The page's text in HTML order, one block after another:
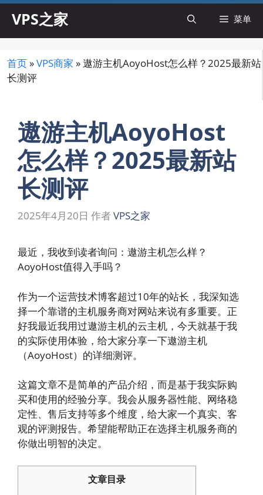
跳
内
VPS之家 菜单
首页 »VPS商家 »遨游主机AoyoHost怎么样？2025最新站
长测评
遨游主机AoyoHost
怎么样？2025最新站
长测评
2025年4月20日 作者VPS之家
最近，我收到读者询问：遨游主机怎么样？
AoyoHost值得入手吗？
作为一个运营技术博客超过10年的站长，我深知选
择一个靠谱的主机服务商对网站来说有多重要。正
好我最近我用过遨游主机的云主机，今天就基于我
的实际使用体验，给大家分享一下遨游主机
（AoyoHost）的详细测评。
这篇文章不是简单的产品介绍，而是基于我实际购
买和使用的经验分享。我会从服务器性能、网络稳
定性、售后支持等多个维度，给大家一个真实、客
观的评测报告。希望能帮助正在选择主机服务商的
你做出明智的决定。
文章目录